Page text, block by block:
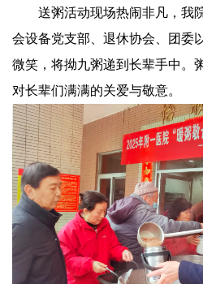
送粥活动现场热闹非凡，我
会设备党支部、退休协会、团委
微笑，将拗九粥递到长辈手中。
对长辈们满满的关爱与敬意。